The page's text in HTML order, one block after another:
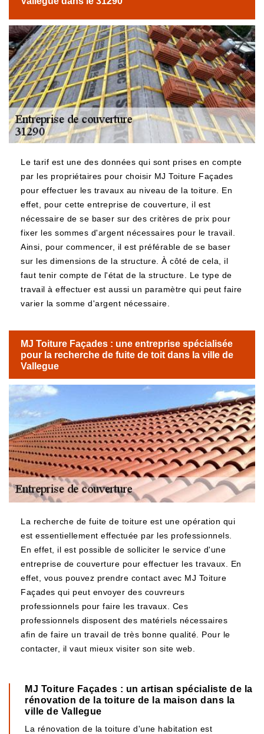
Le tarif est une des données qui sont prises en compte
par les propriétaires pour choisir MJ Toiture Façades
pour effectuer les travaux au niveau de la toiture. En
effet, pour cette entreprise de couverture, il est
nécessaire de se baser sur des critères de prix pour
fixer les sommes d'argent nécessaires pour le travail.
Ainsi, pour commencer, il est préférable de se baser
sur les dimensions de la structure. À côté de cela, il
faut tenir compte de l'état de la structure. Le type de
travail à effectuer est aussi un paramètre qui peut faire
varier la somme d'argent nécessaire.
MJ Toiture Façades : une entreprise spécialisée
pour la recherche de fuite de toit dans la ville de
Vallegue
La recherche de fuite de toiture est une opération qui
est essentiellement effectuée par les professionnels.
En effet, il est possible de solliciter le service d'une
entreprise de couverture pour effectuer les travaux. En
effet, vous pouvez prendre contact avec MJ Toiture
Façades qui peut envoyer des couvreurs
professionnels pour faire les travaux. Ces
professionnels disposent des matériels nécessaires
afin de faire un travail de très bonne qualité. Pour le
contacter, il vaut mieux visiter son site web.
MJ Toiture Façades : un artisan spécialiste de la
rénovation de la toiture de la maison dans la
ville de Vallegue
La rénovation de la toiture d'une habitation est